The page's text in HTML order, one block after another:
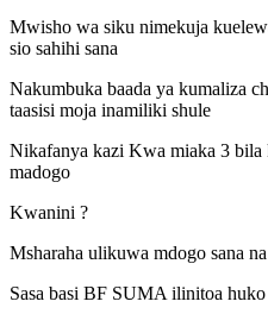
Mwisho wa siku nimekuja
sio sahihi sana
Nakumbuka baada ya kumaliza
taasisi moja inamiliki shule
Nikafanya kazi Kwa miaka 3 bila
madogo
Kwanini ?
Msharaha ulikuwa mdogo sana
Sasa basi BF SUMA ilinitoa